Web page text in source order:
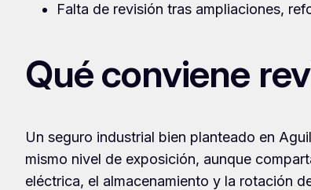
Falta de revisión tras ampliaciones,
Qué conviene
Un seguro industrial bien planteado en
mismo nivel de exposición, aunque
eléctrica, el almacenamiento y la rotación